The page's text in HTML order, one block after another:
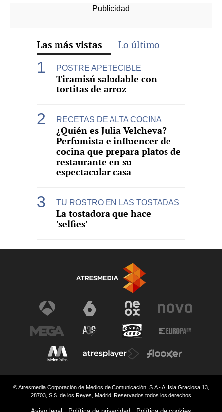
Las más vistas Lo último
POSTRE APETECIBLE
Tiramisú saludable con
tortitas de arroz
RECETAS DE ALTA COCINA
¿Quién es Julia Velcheva?
Perfumista e influencer de
cocina que prepara platos de
restaurante en su
espectacular casa
TU ROSTRO EN LAS TOSTADAS
La tostadora que hace
'selfies'
© Atresmedia Corporación de Medios de Comunicación, S.A - A. Isla Graciosa 13,
28703, S.S. de los Reyes, Madrid. Reservados todos los derechos